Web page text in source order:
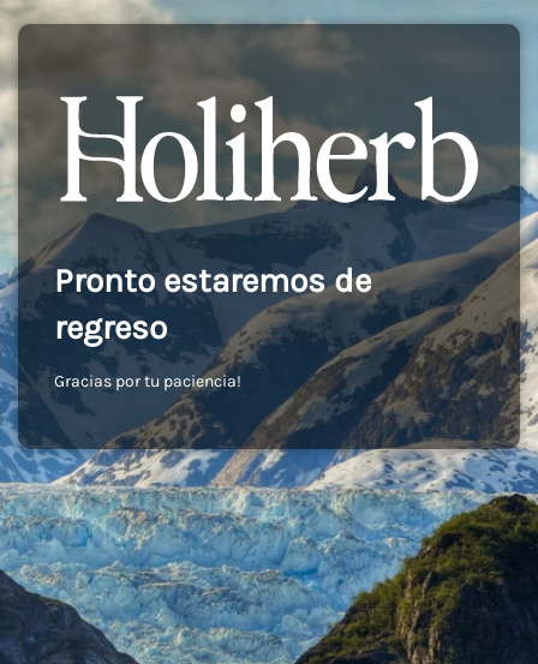
Pronto estaremos de
regreso
Gracias por tu paciencia!